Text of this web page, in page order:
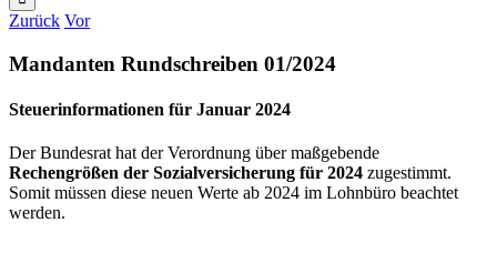
Zurück Vor
Mandanten Rundschreiben 01/2024
Steuerinformationen für Januar 2024
Der Bundesrat hat der Verordnung über maßgebende
Rechengrößen der Sozialversicherung für 2024 zugestimmt.
Somit müssen diese neuen Werte ab 2024 im Lohnbüro beachtet
werden.